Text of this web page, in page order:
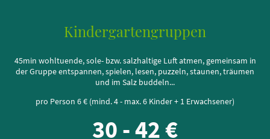
Kindergartengruppen
45min wohltuende, sole- bzw. salzhaltige Luft atmen, gemeinsam in
der Gruppe entspannen, spielen, lesen, puzzeln, staunen, träumen
und im Salz buddeln...
pro Person 6 € (mind. 4 - max. 6 Kinder + 1 Erwachsener)
30 - 42 €